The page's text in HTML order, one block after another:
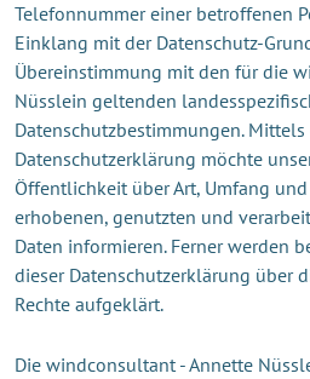
Telefonnummer einer betroffenen
Einklang mit der Datenschutz-
Übereinstimmung mit den für die
Nüsslein geltenden
Datenschutzbestimmungen. Mittels
Datenschutzerklärung möchte
Öffentlichkeit über Art, Umfang
erhobenen, genutzten und
Daten informieren. Ferner werden
dieser Datenschutzerklärung über
Rechte aufgeklärt.
Die windconsultant - Annette